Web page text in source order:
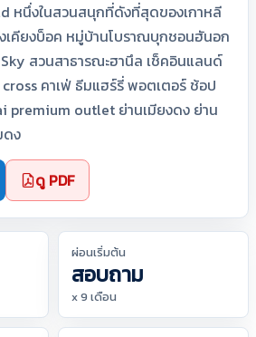
หนึ่งในสวนสนุกที่ดังที่สุดของเกาหลี
งเคียงบ็อค หมู่บ้านโบราณบุกชอนฮันอก
สวนสาธารณะฮานึล เช็คอินแลนด์
คาเฟ่ ธีมแฮร์รี่ พอตเตอร์ ช้อป
premium outlet ย่านเมียงดง ย่าน
ดง
ดู PDF
ผ่อนเริ่มต้น
สอบถาม
x 9 เดือน